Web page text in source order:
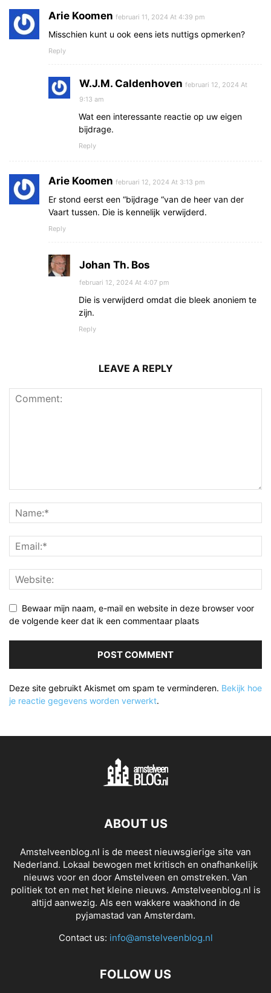
Arie Koomen februari 11, 2024 At 4:39 pm
Misschien kunt u ook eens iets nuttigs opmerken?
Reply
W.J.M. Caldenhoven februari 12, 2024 At
9:13 am
Wat een interessante reactie op uw eigen
bijdrage.
Reply
Arie Koomen februari 12, 2024 At 3:13 pm
Er stond eerst een “bijdrage “van de heer van der
Vaart tussen. Die is kennelijk verwijderd.
Reply
Johan Th. Bos
februari 12, 2024 At 4:07 pm
Die is verwijderd omdat die bleek anoniem te
zijn.
Reply
LEAVE A REPLY
Bewaar mijn naam, e-mail en website in deze browser voor
de volgende keer dat ik een commentaar plaats
Deze site gebruikt Akismet om spam te verminderen. Bekijk hoe
je reactie gegevens worden verwerkt.
ABOUT US
Amstelveenblog.nl is de meest nieuwsgierige site van
Nederland. Lokaal bewogen met kritisch en onafhankelijk
nieuws voor en door Amstelveen en omstreken. Van
politiek tot en met het kleine nieuws. Amstelveenblog.nl is
altijd aanwezig. Als een wakkere waakhond in de
pyjamastad van Amsterdam.
Contact us: info@amstelveenblog.nl
FOLLOW US